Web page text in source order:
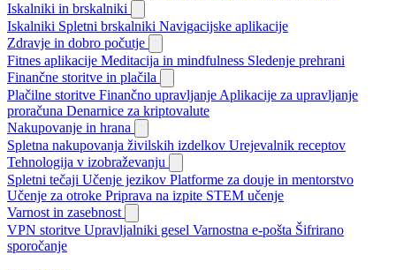
Iskalniki in brskalniki
Iskalniki Spletni brskalniki Navigacijske aplikacije
Zdravje in dobro počutje
Fitnes aplikacije Meditacija in mindfulness Sledenje prehrani
Finančne storitve in plačila
Plačilne storitve Finančno upravljanje Aplikacije za upravljanje
proračuna Denarnice za kriptovalute
Nakupovanje in hrana
Spletna nakupovanja živilskih izdelkov Urejevalnik receptov
Tehnologija v izobraževanju
Spletni tečaji Učenje jezikov Platforme za douje in mentorstvo
Učenje za otroke Priprava na izpite STEM učenje
Varnost in zasebnost
VPN storitve Upravljalniki gesel Varnostna e-pošta Šifrirano
sporočanje